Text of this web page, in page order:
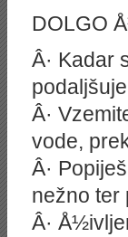
DOLGO
Â· Kadar
Â·
vode,
Â·
nežno ter
Â·